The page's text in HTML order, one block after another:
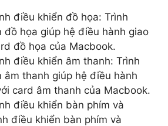
điều khiển đồ họa: Trình
đồ họa giúp hệ điều hành giao
đồ họa của Macbook.
điều khiển âm thanh: Trình
âm thanh giúp hệ điều hành
card âm thanh của Macbook.
điều khiển bàn phím và
điều khiển bàn phím và